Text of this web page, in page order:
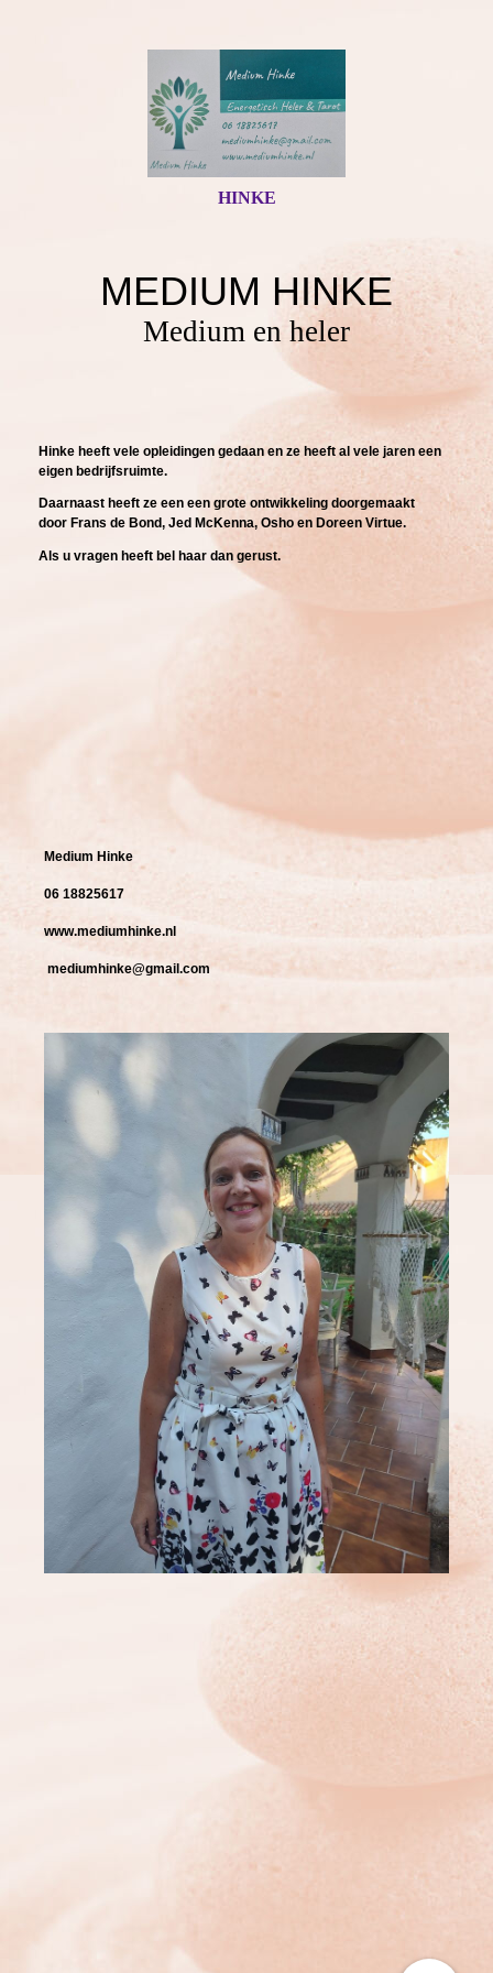
HINKE
MEDIUM HINKE
Medium en heler
Hinke heeft vele opleidingen gedaan en ze heeft al vele jaren een
eigen bedrijfsruimte.
Daarnaast heeft ze een een grote ontwikkeling doorgemaakt
door Frans de Bond, Jed McKenna, Osho en Doreen Virtue.
Als u vragen heeft bel haar dan gerust.
Medium Hinke
06 18825617
www.mediumhinke.nl
mediumhinke@gmail.com